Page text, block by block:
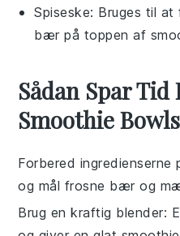
Spiseske: Bruges til at
bær på toppen af
Sådan Spar Tid
Smoothie Bowls
Forbered ingredienserne
og mål frosne bær og
Brug en kraftig blender: